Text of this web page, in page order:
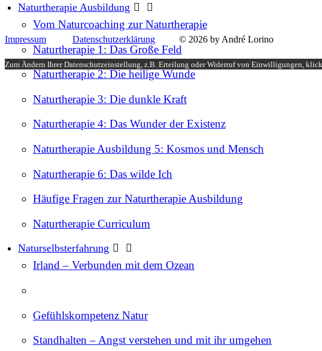
Naturtherapie Ausbildung
Vom Naturcoaching zur Naturtherapie
Naturtherapie 1: Das Große Feld
Naturtherapie 2: Die heilige Wunde
Naturtherapie 3: Die dunkle Kraft
Naturtherapie 4: Das Wunder der Existenz
Naturtherapie Ausbildung 5: Kosmos und Mensch
Naturtherapie 6: Das wilde Ich
Häufige Fragen zur Naturtherapie Ausbildung
Naturtherapie Curriculum
Naturselbsterfahrung
Irland – Verbunden mit dem Ozean
Gefühlskompetenz Natur
Standhalten – Angst verstehen und mit ihr umgehen
Impressum Datenschutzerklärung © 2026 by André Lorino
Zum Ändern Ihrer Datenschutzeinstellung, z.B. Erteilung oder Widerruf von Einwilligungen,